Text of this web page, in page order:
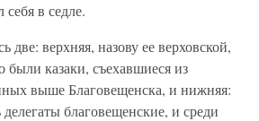
себя в седле.
верхняя, назову ее верховской,
были казаки, съехавшиеся из
выше Благовещенска, и нижняя:
благовещенские, и среди